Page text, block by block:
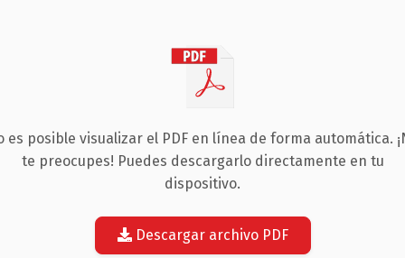
es posible visualizar el PDF en línea de forma automática.
te preocupes! Puedes descargarlo directamente en tu
dispositivo.
Descargar archivo PDF